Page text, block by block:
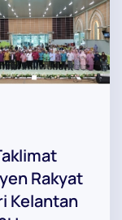
Rakyat
Kelantan